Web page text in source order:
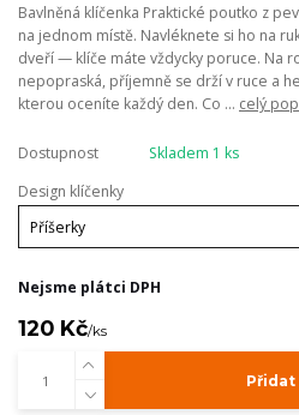
Bavlněná klíčenka Praktické poutko z
na jednom místě. Navléknete si ho na
dveří — klíče máte vždycky poruce. Na
nepopraská, příjemně se drží v ruce a
kterou oceníte každý den. Co ... celý
Dostupnost
Skladem 1 ks
Design klíčenky
Nejsme plátci DPH
120 Kč/ks
Přidat